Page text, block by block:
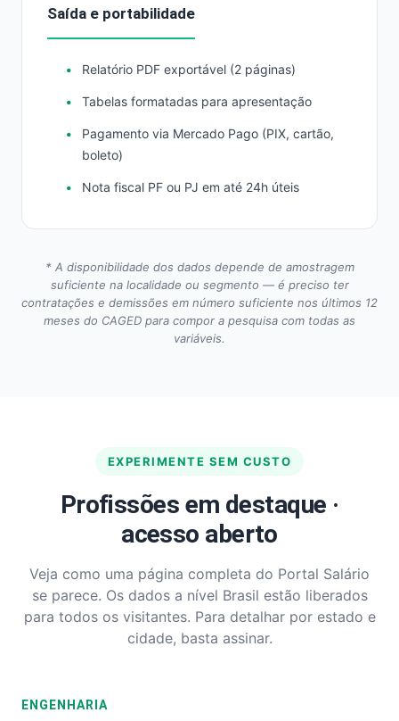
Saída e portabilidade
Relatório PDF exportável (2 páginas)
Tabelas formatadas para apresentação
Pagamento via Mercado Pago (PIX, cartão,
boleto)
Nota fiscal PF ou PJ em até 24h úteis
* A disponibilidade dos dados depende de amostragem
suficiente na localidade ou segmento — é preciso ter
contratações e demissões em número suficiente nos últimos 12
meses do CAGED para compor a pesquisa com todas as
variáveis.
EXPERIMENTE SEM CUSTO
Profissões em destaque ·
acesso aberto
Veja como uma página completa do Portal Salário
se parece. Os dados a nível Brasil estão liberados
para todos os visitantes. Para detalhar por estado e
cidade, basta assinar.
ENGENHARIA